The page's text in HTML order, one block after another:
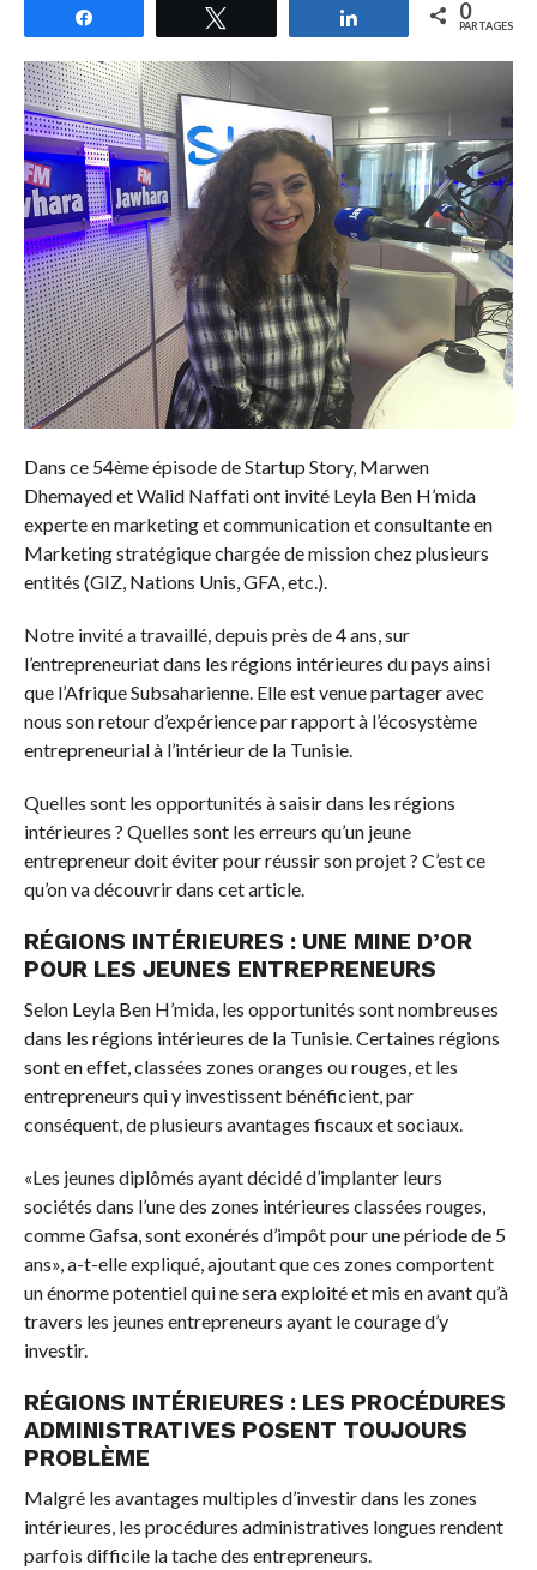
Partagez 0
PARTAGES
Dans ce 54ème épisode de Startup Story, Marwen
Dhemayed et Walid Naffati ont invité Leyla Ben H’mida
experte en marketing et communication et consultante en
Marketing stratégique chargée de mission chez plusieurs
entités (GIZ, Nations Unis, GFA, etc.).
Notre invité a travaillé, depuis près de 4 ans, sur
l’entrepreneuriat dans les régions intérieures du pays ainsi
que l’Afrique Subsaharienne. Elle est venue partager avec
nous son retour d’expérience par rapport à l’écosystème
entrepreneurial à l’intérieur de la Tunisie.
Quelles sont les opportunités à saisir dans les régions
intérieures ? Quelles sont les erreurs qu’un jeune
entrepreneur doit éviter pour réussir son projet ? C’est ce
qu’on va découvrir dans cet article.
RÉGIONS INTÉRIEURES : UNE MINE D’OR
POUR LES JEUNES ENTREPRENEURS
Selon Leyla Ben H’mida, les opportunités sont nombreuses
dans les régions intérieures de la Tunisie. Certaines régions
sont en effet, classées zones oranges ou rouges, et les
entrepreneurs qui y investissent bénéficient, par
conséquent, de plusieurs avantages fiscaux et sociaux.
«Les jeunes diplômés ayant décidé d’implanter leurs
sociétés dans l’une des zones intérieures classées rouges,
comme Gafsa, sont exonérés d’impôt pour une période de 5
ans», a-t-elle expliqué, ajoutant que ces zones comportent
un énorme potentiel qui ne sera exploité et mis en avant qu’à
travers les jeunes entrepreneurs ayant le courage d’y
investir.
RÉGIONS INTÉRIEURES : LES PROCÉDURES
ADMINISTRATIVES POSENT TOUJOURS
PROBLÈME
Malgré les avantages multiples d’investir dans les zones
intérieures, les procédures administratives longues rendent
parfois difficile la tache des entrepreneurs.